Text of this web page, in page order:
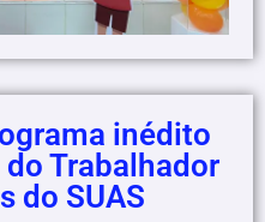
inédito
Trabalhador
do SUAS